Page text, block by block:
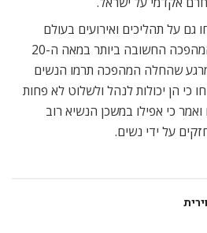
על תהליכים ואירועים בעולם
ובהקשר זה ציין הנשיא כי המהפכה החשובה ביותר במאה ה-20
מרגע שהחלה המהפכה תרמו הנשים
כי הן יכולות לנהל ולשלוט לא פחות
כי אפילו במשכן הנשיא רוב
על ידי נשים.